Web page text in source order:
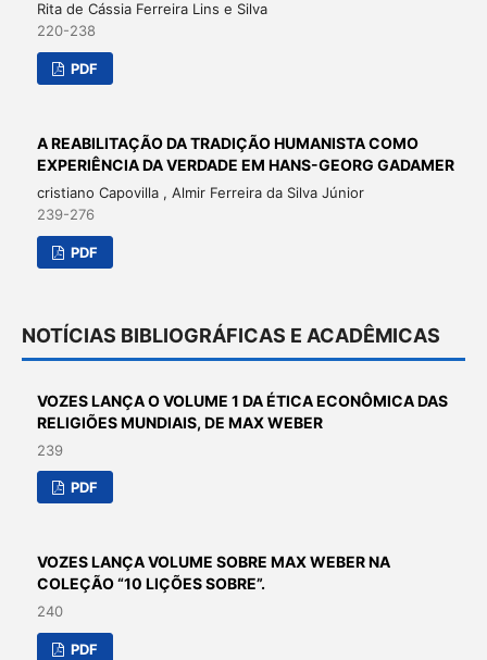
Rita de Cássia Ferreira Lins e Silva
220-238
PDF
A REABILITAÇÃO DA TRADIÇÃO HUMANISTA COMO
EXPERIÊNCIA DA VERDADE EM HANS-GEORG GADAMER
cristiano Capovilla , Almir Ferreira da Silva Júnior
239-276
PDF
NOTÍCIAS BIBLIOGRÁFICAS E ACADÊMICAS
VOZES LANÇA O VOLUME 1 DA ÉTICA ECONÔMICA DAS
RELIGIÕES MUNDIAIS, DE MAX WEBER
239
PDF
VOZES LANÇA VOLUME SOBRE MAX WEBER NA
COLEÇÃO “10 LIÇÕES SOBRE”.
240
PDF